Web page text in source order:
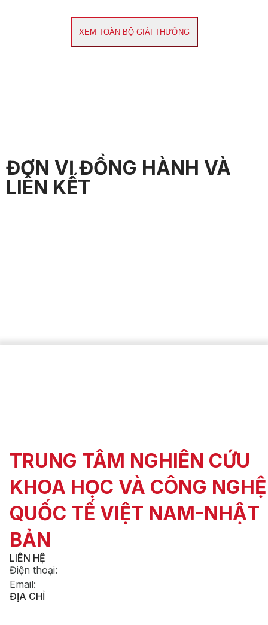
XEM TOÀN BỘ GIẢI THƯỞNG
ĐƠN VỊ ĐỒNG HÀNH VÀ
LIÊN KẾT
TRUNG TÂM NGHIÊN CỨU
KHOA HỌC VÀ CÔNG NGHỆ
QUỐC TẾ VIỆT NAM-NHẬT
BẢN
LIÊN HỆ
Điện thoại:
Email:
ĐỊA CHỈ